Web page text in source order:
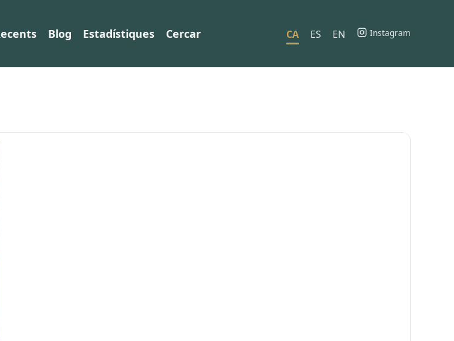
Blog Estadístiques Cercar CA ES EN Instagram